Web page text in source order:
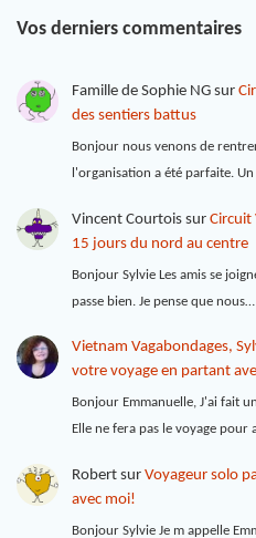
Vos derniers commentaires
Famille de Sophie NGsur
des sentiers battus
Bonjour nous venons de
l'organisation a été parfaite.
Vincent Courtoissur Circuit
15 jours du nord au centre
Bonjour Sylvie Les amis se
passe bien. Je pense que nous…
Vietnam Vagabondages,
votre voyage en partant
Bonjour Emmanuelle, J'ai fait
Elle ne fera pas le voyage pour
Robertsur Voyageur solo
avec moi!
Bonjour Sylvie Je m appelle